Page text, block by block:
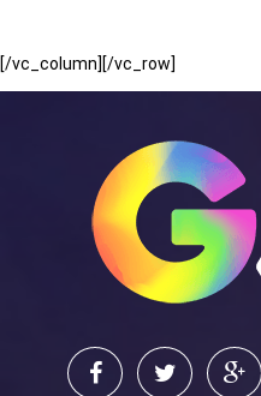
[/vc_column][/vc_row]